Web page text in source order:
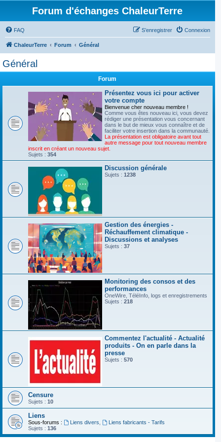
Forum d'échanges ChaleurTerre
FAQ Connexion
S’enregistrer
ChaleurTerre Forum Général
Général
Forum
Présentez vous ici pour activer
votre compte
Bienvenue cher nouveau membre !
Comme vous êtes nouveau ici, vous devez
rédiger une présentation vous concernant
dans le but de mieux vous connaître et de
faciliter votre insertion dans la communauté.
La présentation est obligatoire avant tout
autre message pour tout nouveau membre
inscrit en créant un nouveau sujet.
Sujets : 354
Discussion générale
Sujets : 1238
Gestion des énergies -
Réchauffement climatique -
Discussions et analyses
Sujets : 37
Monitoring des consos et des
performances
OneWire, TéléInfo, logs et enregistrements
Sujets : 218
Commentez l'actualité - Actualité
produits - On en parle dans la
presse
Sujets : 570
Censure
Sujets : 10
Liens
Sous-forums : Liens divers
Liens fabricants - Tarifs
Sujets : 136